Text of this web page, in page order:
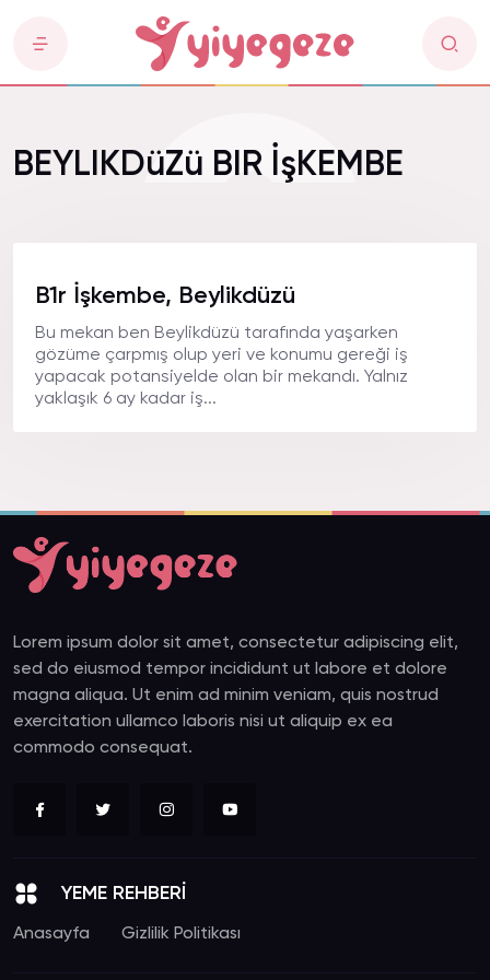
BEYLIKDüZü BIR İşKEMBE
B1r İşkembe, Beylikdüzü
Bu mekan ben Beylikdüzü tarafında yaşarken
gözüme çarpmış olup yeri ve konumu gereği iş
yapacak potansiyelde olan bir mekandı. Yalnız
yaklaşık 6 ay kadar iş...
Lorem ipsum dolor sit amet, consectetur adipiscing elit,
sed do eiusmod tempor incididunt ut labore et dolore
magna aliqua. Ut enim ad minim veniam, quis nostrud
exercitation ullamco laboris nisi ut aliquip ex ea
commodo consequat.
YEME REHBERİ
Anasayfa Gizlilik Politikası